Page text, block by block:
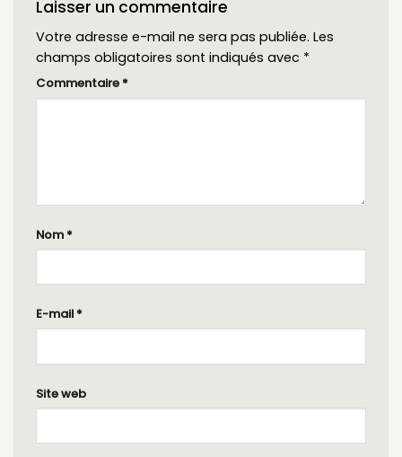
Laisser un commentaire
Votre adresse e-mail ne sera pas publiée. Les
champs obligatoires sont indiqués avec *
Commentaire *
Nom *
E-mail *
Site web